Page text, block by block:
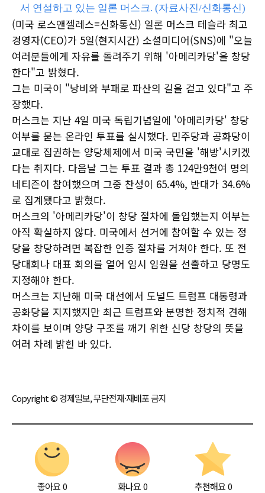
서 연설하고 있는 일론 머스크. (자료사진/신화통신)
(미국 로스앤젤레스=신화통신) 일론 머스크 테슬라 최고
경영자(CEO)가 5일(현지시간) 소셜미디어(SNS)에 "오늘
여러분들에게 자유를 돌려주기 위해 '아메리카당'을 창당
한다"고 밝혔다.
그는 미국이 "낭비와 부패로 파산의 길을 걷고 있다"고 주
장했다.
머스크는 지난 4일 미국 독립기념일에 '아메리카당' 창당
여부를 묻는 온라인 투표를 실시했다. 민주당과 공화당이
교대로 집권하는 양당체제에서 미국 국민을 '해방'시키겠
다는 취지다. 다음날 그는 투표 결과 총 124만9천여 명의
네티즌이 참여했으며 그중 찬성이 65.4%, 반대가 34.6%
로 집계됐다고 밝혔다.
머스크의 '아메리카당'이 창당 절차에 돌입했는지 여부는
아직 확실하지 않다. 미국에서 선거에 참여할 수 있는 정
당을 창당하려면 복잡한 인증 절차를 거쳐야 한다. 또 전
당대회나 대표 회의를 열어 임시 임원을 선출하고 당명도
지정해야 한다.
머스크는 지난해 미국 대선에서 도널드 트럼프 대통령과
공화당을 지지했지만 최근 트럼프와 분명한 정치적 견해
차이를 보이며 양당 구조를 깨기 위한 신당 창당의 뜻을
여러 차례 밝힌 바 있다.
Copyright © 경제일보, 무단전재·재배포 금지
좋아요0 화나요0 추천해요 0